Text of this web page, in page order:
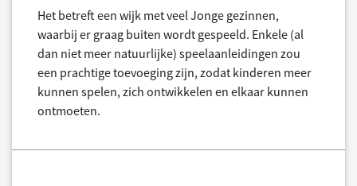
Het betreft een wijk met veel Jonge gezinnen,
waarbij er graag buiten wordt gespeeld. Enkele (al
dan niet meer natuurlijke) speelaanleidingen zou
een prachtige toevoeging zijn, zodat kinderen meer
kunnen spelen, zich ontwikkelen en elkaar kunnen
ontmoeten.